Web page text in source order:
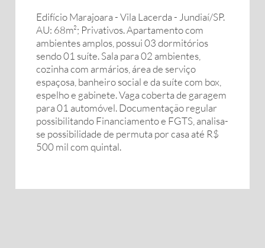
Edifício Marajoara - Vila Lacerda - Jundiaí/SP.
AU: 68m²; Privativos. Apartamento com
ambientes amplos, possui 03 dormitórios
sendo 01 suíte. Sala para 02 ambientes,
cozinha com armários, área de serviço
espaçosa, banheiro social e da suíte com box,
espelho e gabinete. Vaga coberta de garagem
para 01 automóvel. Documentação regular
possibilitando Financiamento e FGTS, analisa-
se possibilidade de permuta por casa até R$
500 mil com quintal.